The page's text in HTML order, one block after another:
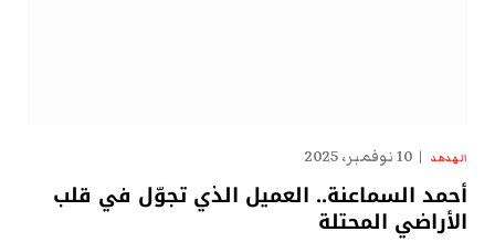
الهدهد 10 نوفمبر، 2025
أحمد السماعنة.. العميل الذي تجوّل في قلب
الأراضي المحتلة